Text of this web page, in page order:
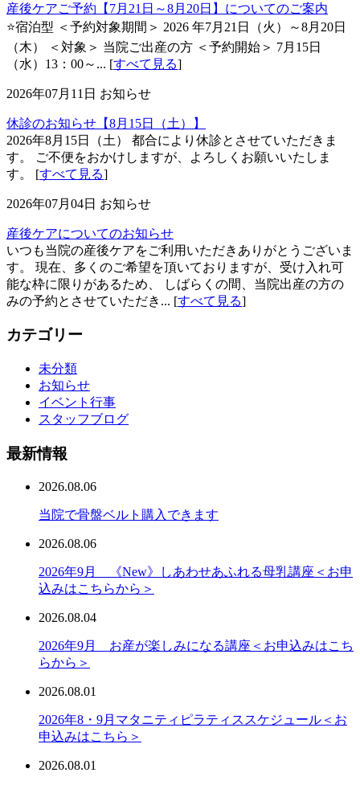
産後ケアご予約【7月21日～8月20日】についてのご案内
⭐宿泊型 ＜予約対象期間＞ 2026 年7月21日（火）～8月20日
（木） ＜対象＞ 当院ご出産の方 ＜予約開始＞ 7月15日
（水）13：00～... [すべて見る]
2026年07月11日 お知らせ
休診のお知らせ【8月15日（土）】
2026年8月15日（土） 都合により休診とさせていただきま
す。 ご不便をおかけしますが、よろしくお願いいたしま
す。 [すべて見る]
2026年07月04日 お知らせ
産後ケアについてのお知らせ
いつも当院の産後ケアをご利用いただきありがとうございま
す。 現在、多くのご希望を頂いておりますが、受け入れ可
能な枠に限りがあるため、 しばらくの間、当院出産の方の
みの予約とさせていただき... [すべて見る]
カテゴリー
未分類
お知らせ
イベント行事
スタッフブログ
最新情報
2026.08.06
当院で骨盤ベルト購入できます
2026.08.06
2026年9月 《New》しあわせあふれる母乳講座＜お申
込みはこちらから＞
2026.08.04
2026年9月 お産が楽しみになる講座＜お申込みはこち
らから＞
2026.08.01
2026年8・9月マタニティピラティススケジュール＜お
申込みはこちら＞
2026.08.01